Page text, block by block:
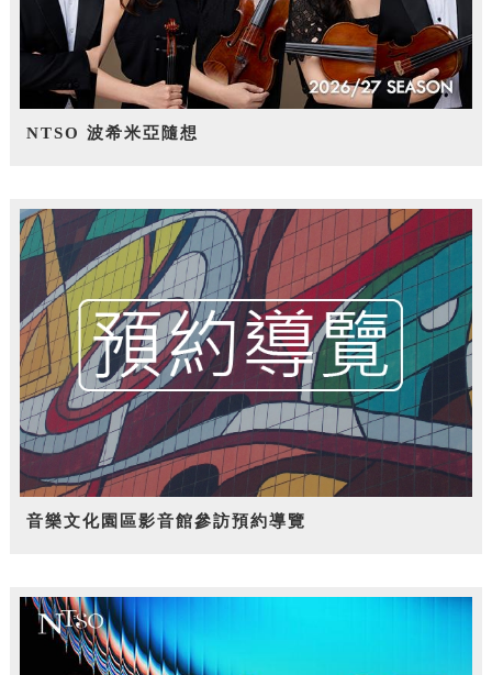
NTSO 波希米亞隨想
音樂文化園區影音館參訪預約導覽